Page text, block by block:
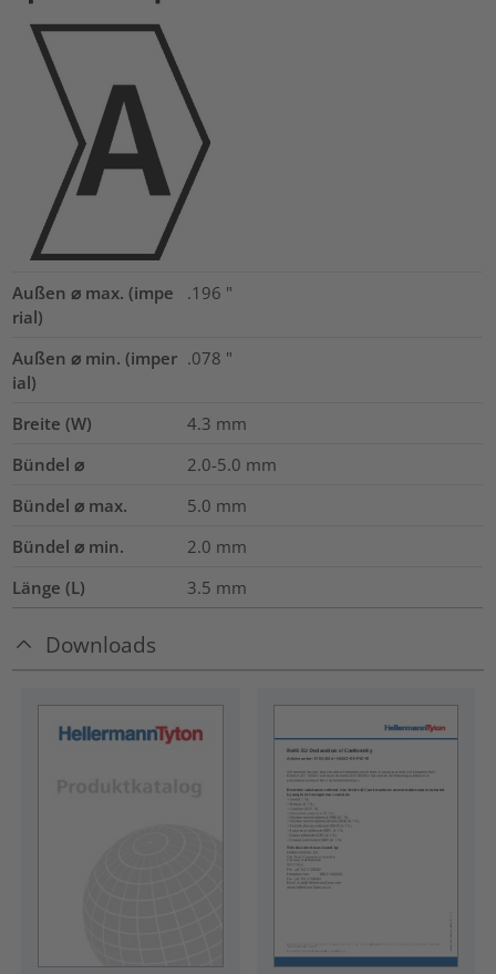
Außen ⌀ max. (impe
rial)
.196 "
Außen ⌀ min. (imper
ial)
.078 "
Breite (W) 4.3 mm
Bündel ⌀
2.0-5.0 mm
Bündel ⌀ max.
5.0 mm
Bündel ⌀ min.
2.0 mm
Länge (L)
3.5 mm
Downloads